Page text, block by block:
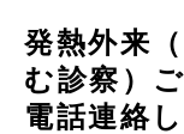
発熱外来
む診察）
電話連絡